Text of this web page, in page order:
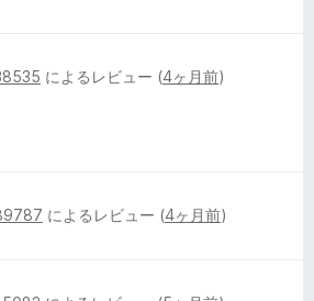
によるレビュー (4ヶ月前)
によるレビュー (4ヶ月前)